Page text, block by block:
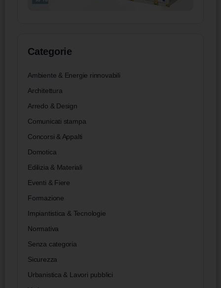
Categorie
Ambiente & Energie rinnovabili
Architettura
Arredo & Design
Comunicati stampa
Concorsi & Appalti
Domotica
Edilizia & Materiali
Eventi & Fiere
Formazione
Impiantistica & Tecnologie
Normativa
Senza categoria
Sicurezza
Urbanistica & Lavori pubblici